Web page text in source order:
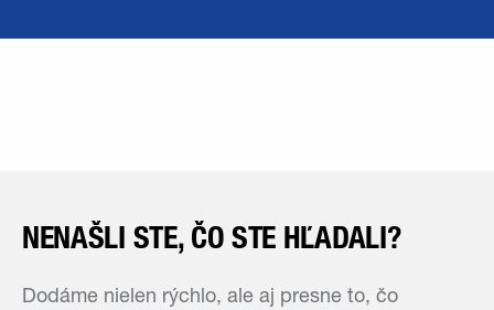
NENAŠLI STE, ČO STE HĽADALI?
Dodáme nielen rýchlo, ale aj presne to, čo